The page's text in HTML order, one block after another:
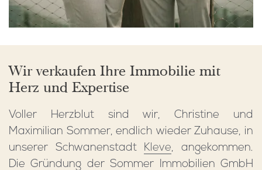
Wir verkaufen Ihre Immobilie mit
Herz und Expertise
Voller Herzblut sind wir, Christine und
Maximilian Sommer, endlich wieder Zuhause, in
unserer Schwanenstadt Kleve, angekommen.
Die Gründung der Sommer Immobilien GmbH